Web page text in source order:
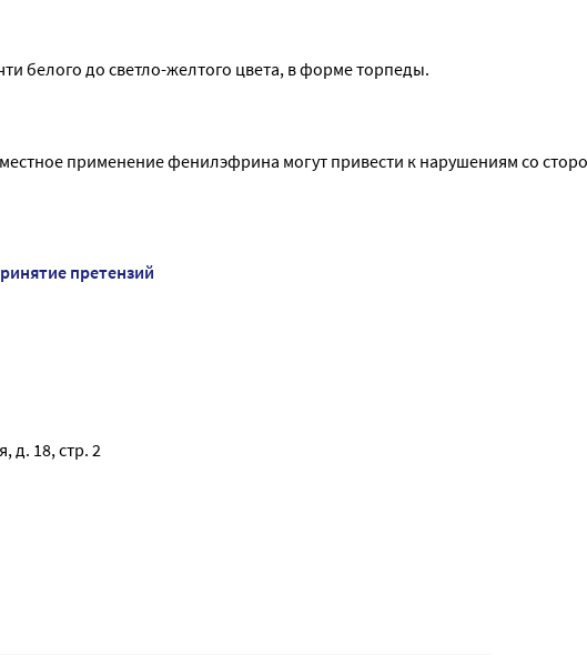
белого до светло-желтого цвета, в форме торпеды.
применение фенилэфрина могут привести к нарушениям со
претензий